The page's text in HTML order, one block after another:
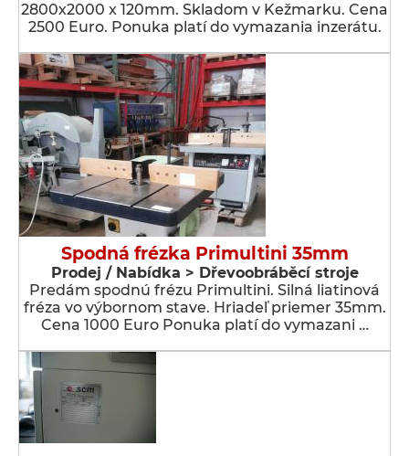
2800x2000 x 120mm. Skladom v Kežmarku. Cena
2500 Euro. Ponuka platí do vymazania inzerátu.
Spodná frézka Primultini 35mm
Prodej / Nabídka > Dřevoobráběcí stroje
Predám spodnú frézu Primultini. Silná liatinová
fréza vo výbornom stave. Hriadeľ priemer 35mm.
Cena 1000 Euro Ponuka platí do vymazani …